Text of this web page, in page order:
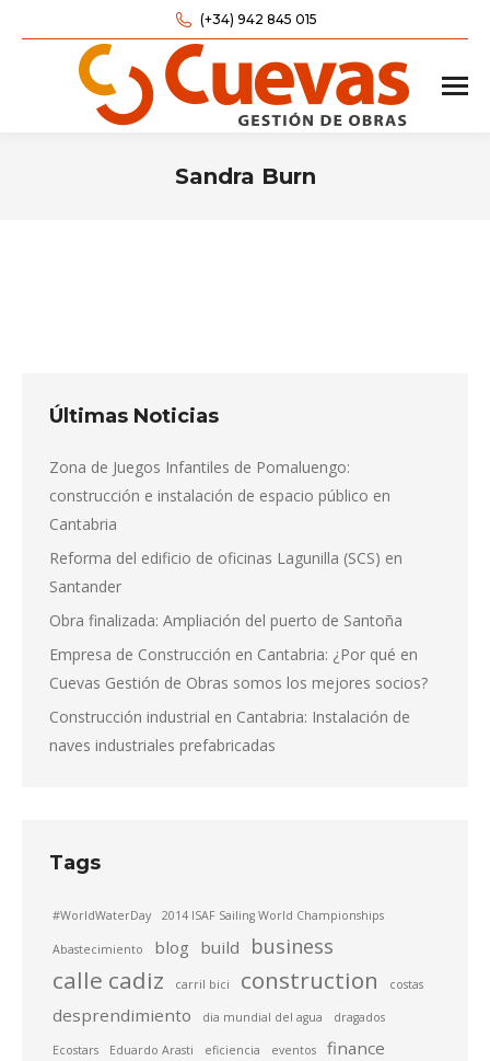
(+34) 942 845 015
Sandra Burn
Últimas Noticias
Zona de Juegos Infantiles de Pomaluengo:
construcción e instalación de espacio público en
Cantabria
Reforma del edificio de oficinas Lagunilla (SCS) en
Santander
Obra finalizada: Ampliación del puerto de Santoña
Empresa de Construcción en Cantabria: ¿Por qué en
Cuevas Gestión de Obras somos los mejores socios?
Construcción industrial en Cantabria: Instalación de
naves industriales prefabricadas
Tags
#WorldWaterDay 2014 ISAF Sailing World Championships
Abastecimiento blog build business
calle cadiz carril bici construction costas
desprendimiento dia mundial del agua dragados
Ecostars Eduardo Arasti eficiencia eventos
finance